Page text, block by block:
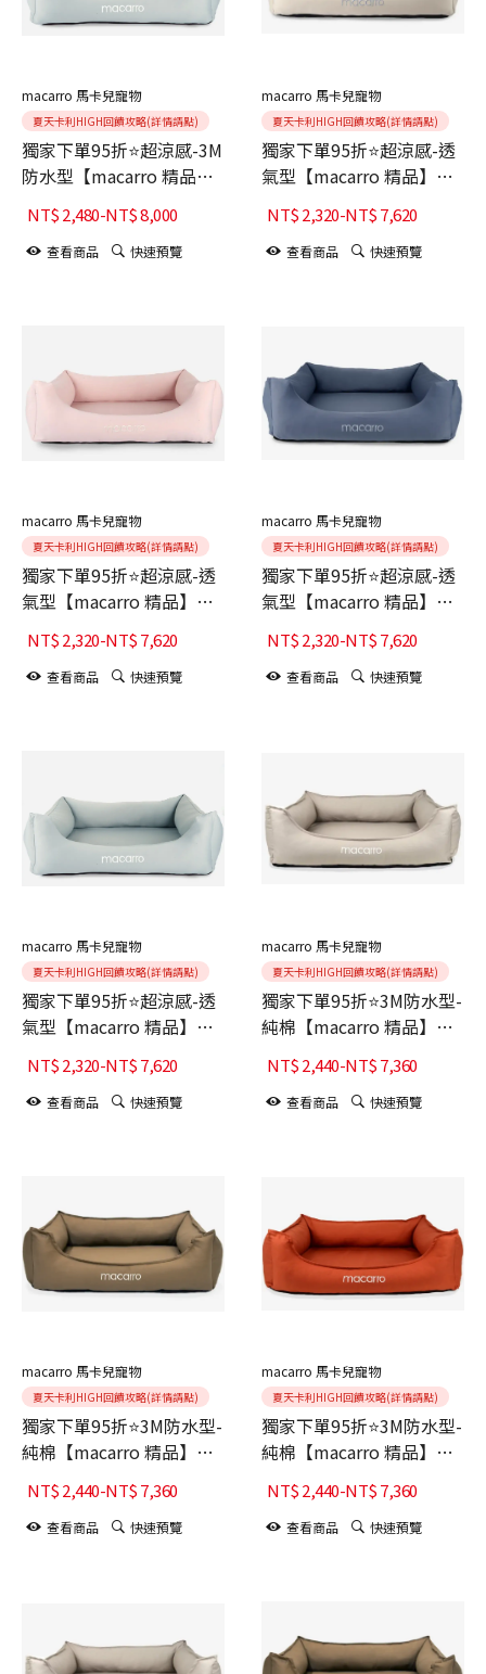
macarro 馬卡兒寵物
夏天卡利HIGH回饋攻略(詳情請點)
獨家下單95折⭐超涼感-3M
防水型【macarro 精品】
LATEX乳膠床-鼠尾草綠
NT$2,480-NT$8,000
查看商品 快速預覽
macarro 馬卡兒寵物
夏天卡利HIGH回饋攻略(詳情請點)
獨家下單95折⭐超涼感-透
氣型【macarro 精品】
LATEX乳膠床-卡其
NT$2,320-NT$7,620
查看商品 快速預覽
macarro 馬卡兒寵物
夏天卡利HIGH回饋攻略(詳情請點)
獨家下單95折⭐超涼感-透
氣型【macarro 精品】
LATEX乳膠床-柔紗粉
NT$2,320-NT$7,620
查看商品 快速預覽
macarro 馬卡兒寵物
夏天卡利HIGH回饋攻略(詳情請點)
獨家下單95折⭐超涼感-透
氣型【macarro 精品】
LATEX乳膠床-深藍
NT$2,320-NT$7,620
查看商品 快速預覽
macarro 馬卡兒寵物
夏天卡利HIGH回饋攻略(詳情請點)
獨家下單95折⭐超涼感-透
氣型【macarro 精品】
LATEX乳膠床-鼠尾草綠
NT$2,320-NT$7,620
查看商品 快速預覽
macarro 馬卡兒寵物
夏天卡利HIGH回饋攻略(詳情請點)
獨家下單95折⭐3M防水型-
純棉【macarro 精品】
LATEX乳膠床-Elephant
Gray大象灰
NT$2,440-NT$7,360
查看商品 快速預覽
macarro 馬卡兒寵物
夏天卡利HIGH回饋攻略(詳情請點)
獨家下單95折⭐3M防水型-
純棉【macarro 精品】
LATEX乳膠床-Hojicha焙
茶棕
NT$2,440-NT$7,360
查看商品 快速預覽
macarro 馬卡兒寵物
夏天卡利HIGH回饋攻略(詳情請點)
獨家下單95折⭐3M防水型-
純棉【macarro 精品】
LATEX乳膠床-Maple楓葉
橘紅
NT$2,440-NT$7,360
查看商品 快速預覽